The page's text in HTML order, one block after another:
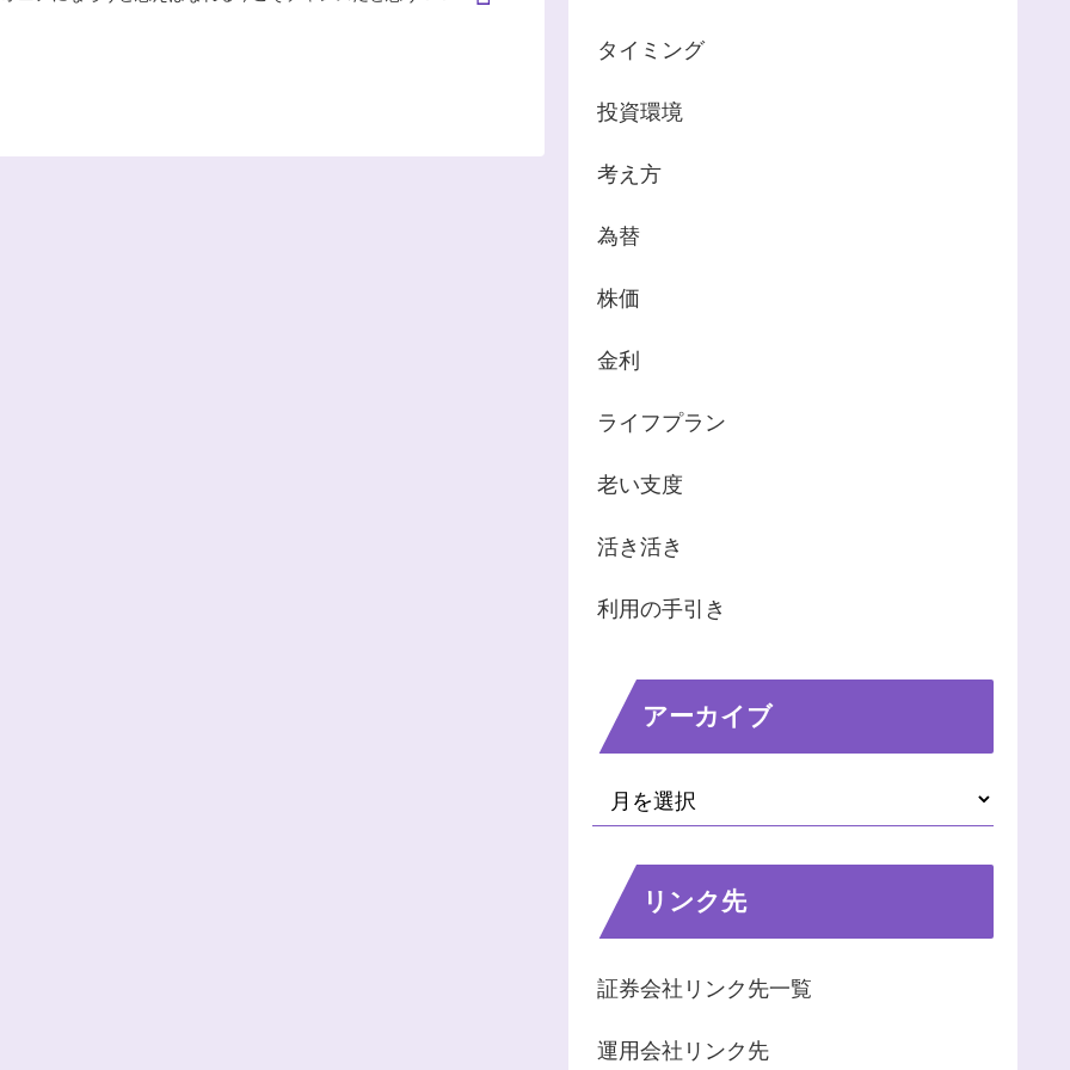
タイミング
投資環境
考え方
為替
株価
金利
ライフプラン
老い支度
活き活き
利用の手引き
アーカイブ
リンク先
証券会社リンク先一覧
運用会社リンク先